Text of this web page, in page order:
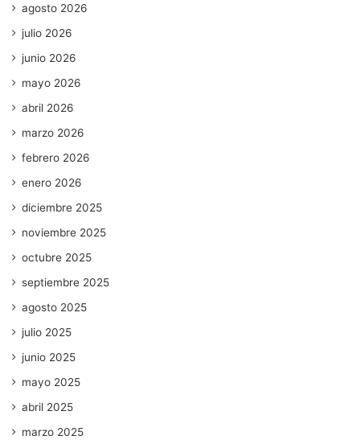
agosto 2026
julio 2026
junio 2026
mayo 2026
abril 2026
marzo 2026
febrero 2026
enero 2026
diciembre 2025
noviembre 2025
octubre 2025
septiembre 2025
agosto 2025
julio 2025
junio 2025
mayo 2025
abril 2025
marzo 2025